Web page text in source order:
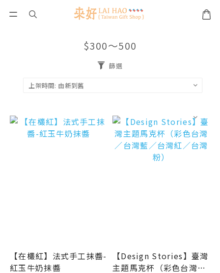
$300～500
篩選
【在欉紅】法式手工抹醬-
紅玉牛奶抹醬
【Design Stories】臺灣
主題馬克杯（彩色台灣／